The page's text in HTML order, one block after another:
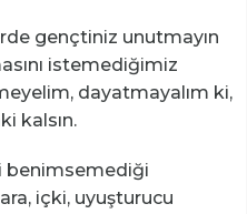
gençtiniz unutmayın
istemediğimiz
dayatmayalım ki,
kalsın.
benimsemediği
içki, uyuşturucu